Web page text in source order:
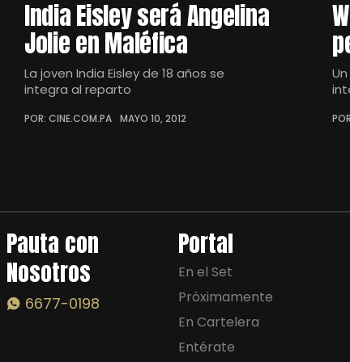
India Eisley será Angelina
Jolie en Maléfica
La joven India Eisley de 18 años se
integra al reparto
POR: CINE.COM.PA MAYO 10, 2012
Pauta con
Nosotros
6677-0198
Portal
En el Set
Próximamente
En Cartelera
Entérate